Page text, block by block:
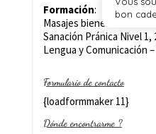
Formación:
Masajes bienestar con
Sanación Pránica Nivel 1,
Lengua y Comunicación
Formulario de contacto
{loadformmaker 11}
Dónde encontrarme ?